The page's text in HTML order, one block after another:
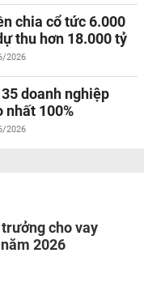
chia cổ tức 6.000
thu hơn 18.000 tỷ
2026
doanh nghiệp
nhất 100%
2026
cho vay
2026